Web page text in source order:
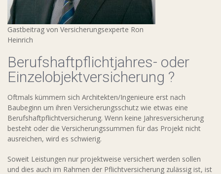
Gastbeitrag von Versicherungsexperte Ron
Heinrich
Berufshaftpflichtjahres- oder
Einzelobjektversicherung ?
Oftmals kümmern sich Architekten/Ingenieure erst nach
Baubeginn um ihren Versicherungsschutz wie etwas eine
Berufshaftpflichtversicherung. Wenn keine Jahresversicherung
besteht oder die Versicherungssummen für das Projekt nicht
ausreichen, wird es schwierig.
Soweit Leistungen nur projektweise versichert werden sollen
und dies auch im Rahmen der Pflichtversicherung zulässig ist, ist